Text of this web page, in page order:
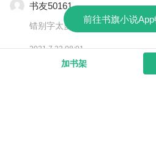
书友50161
错别字太多了，看书完全靠猜
2021.7.23 08:01
查看全部评
前往书旗小说
加书架